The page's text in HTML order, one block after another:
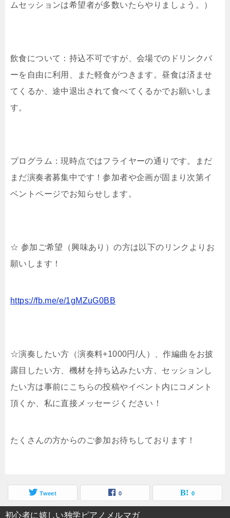
ムセッションは希望者が多数いたらやりましょう。）
飲食について：持込不可ですが、会場でのドリンクバ
ーを自由に利用、また軽食がつきます。昼食は済ませ
てくるか、途中退出されて食べてくるかでお願いしま
す。
プログラム：現時点ではフライヤーの通りです。まだ
まだ演奏者募集中です！参加者や企画が固まり次第イ
ベントページでお知らせします。
☆ 参加ご希望（興味あり）の方は以下のリンクよりお
願いします！
https://fb.me/e/1gMZuG0BB
☆演奏したい方（演奏料+1000円/人）、作編曲をお披
露目したい方、機材を持ち込みたい方、セッションし
たい方は事前にこちらの投稿やイベント内にコメント
頂くか、私に直接メッセージください！
たくさんの方からのご参加お待ちしております！
Tweet 0 0
初心者に嬉しい独学ピアノメルマガ